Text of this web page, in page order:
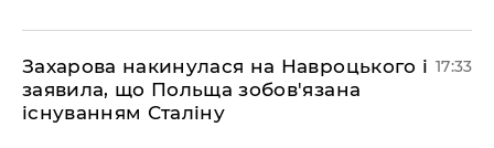
​Захарова накинулася на Навроцького і
заявила, що Польща зобов'язана
існуванням Сталіну
17:33